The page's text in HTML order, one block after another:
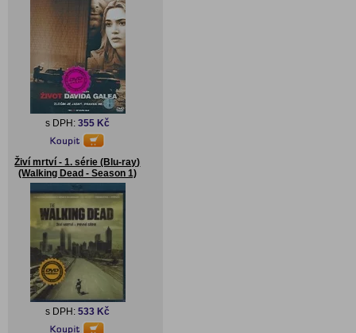
s DPH: 355 Kč
Živí mrtví - 1. série (Blu-ray)
(Walking Dead - Season 1)
s DPH: 533 Kč